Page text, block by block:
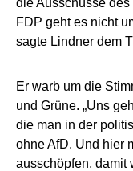
FDP geht es nicht
sagte Lindner dem
Er warb um die
und Grüne. „Uns
die man in der
ohne AfD. Und hier
ausschöpfen, damit